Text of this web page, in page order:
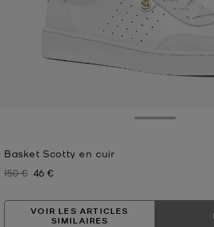
Basket Scotty en cuir
Prix initial
150 € Prix actuel
46 €
VOIR LES ARTICLES
SIMILAIRES